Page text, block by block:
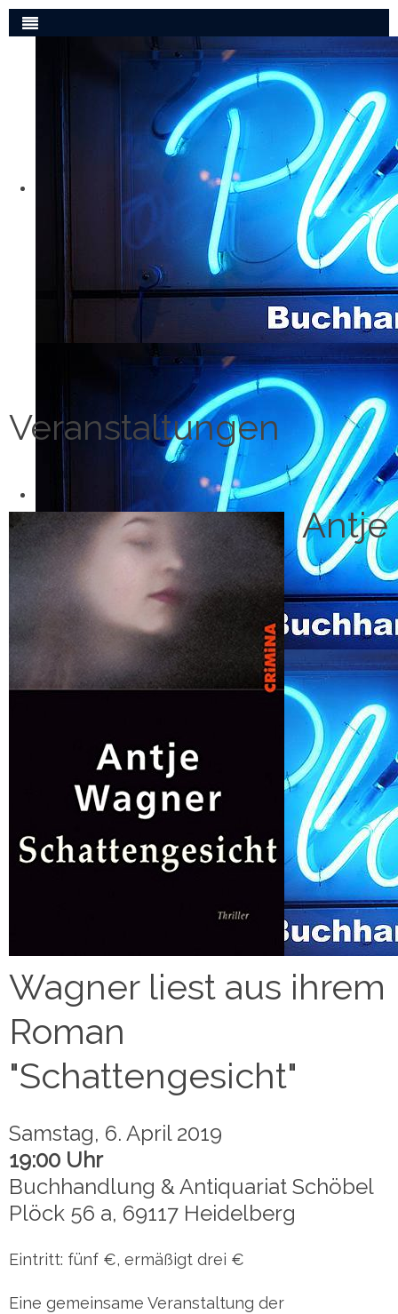
Veranstaltungen
Antje
Wagner liest aus ihrem
Roman
"Schattengesicht"
Samstag, 6. April 2019
19:00 Uhr
Buchhandlung & Antiquariat Schöbel
Plöck 56 a, 69117 Heidelberg
Eintritt: fünf €, ermäßigt drei €
Eine gemeinsame Veranstaltung der